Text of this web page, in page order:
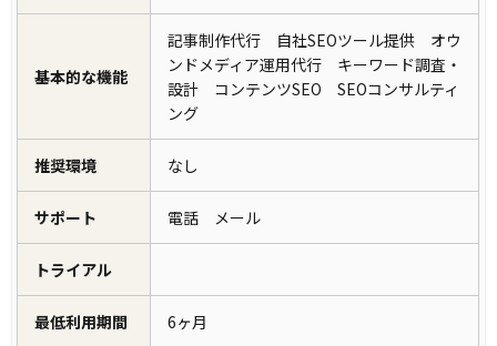
基本的な機能
記事制作代行 自社SEOツール提供 オウ
ンドメディア運用代行 キーワード調査・
設計 コンテンツSEO SEOコンサルティ
ング
推奨環境 なし
サポート 電話 メール
トライアル
最低利用期間 6ヶ月